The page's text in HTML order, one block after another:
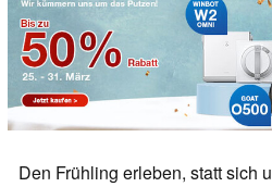
Den Frühling erleben, statt sich